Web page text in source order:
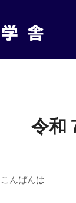
令和
こんばんは